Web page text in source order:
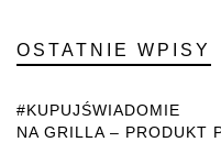
OSTATNIE WPISY
#KUPUJŚWIADOMIE
NA GRILLA – PRODUKT